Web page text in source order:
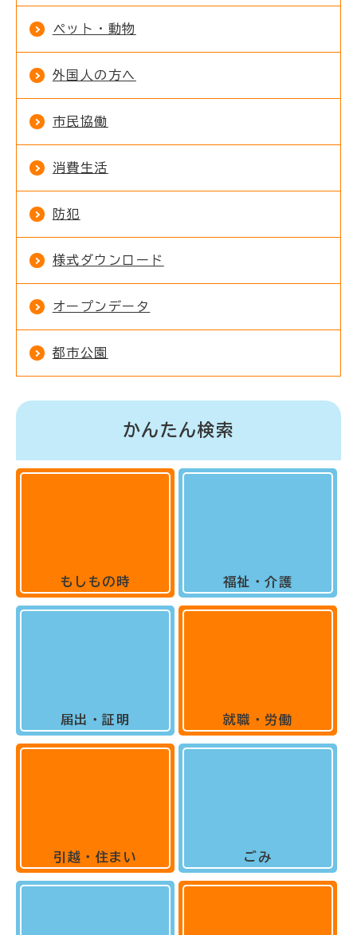
ペット・動物
外国人の方へ
市民協働
消費生活
防犯
様式ダウンロード
オープンデータ
都市公園
かんたん検索
もしもの時
届出・証明
引越・住まい
福祉・介護
就職・労働
ごみ